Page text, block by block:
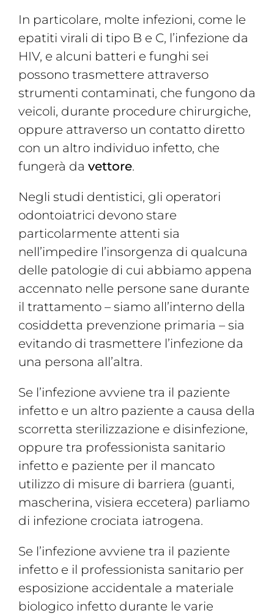
In particolare, molte infezioni, come le
epatiti virali di tipo B e C, l’infezione da
HIV, e alcuni batteri e funghi sei
possono trasmettere attraverso
strumenti contaminati, che fungono da
veicoli, durante procedure chirurgiche,
oppure attraverso un contatto diretto
con un altro individuo infetto, che
fungerà da vettore.
Negli studi dentistici, gli operatori
odontoiatrici devono stare
particolarmente attenti sia
nell’impedire l’insorgenza di qualcuna
delle patologie di cui abbiamo appena
accennato nelle persone sane durante
il trattamento – siamo all’interno della
cosiddetta prevenzione primaria – sia
evitando di trasmettere l’infezione da
una persona all’altra.
Se l’infezione avviene tra il paziente
infetto e un altro paziente a causa della
scorretta sterilizzazione e disinfezione,
oppure tra professionista sanitario
infetto e paziente per il mancato
utilizzo di misure di barriera (guanti,
mascherina, visiera eccetera) parliamo
di infezione crociata iatrogena.
Se l’infezione avviene tra il paziente
infetto e il professionista sanitario per
esposizione accidentale a materiale
biologico infetto durante le varie